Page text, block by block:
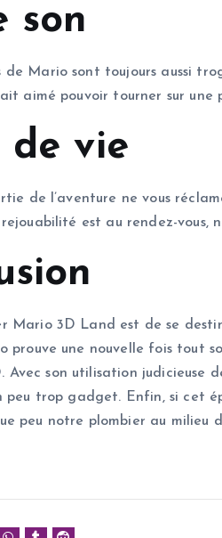
son
de Mario sont toujours aussi
aimé pouvoir tourner sur
de vie
de l’aventure ne vous
est au rendez-vous,
Mario 3D Land est de se
prouve une nouvelle fois tout
Avec son utilisation
peu trop gadget. Enfin, si cet
peu notre plombier au milieu